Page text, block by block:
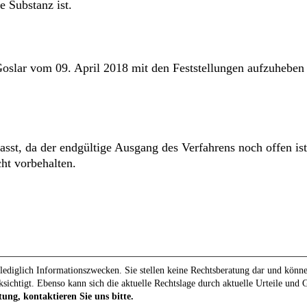
Substanz ist.
vom 09. April 2018 mit den Feststellungen
da der endgültige Ausgang des Verfahrens noch offen
vorbehalten.
Informationszwecken. Sie stellen keine Rechtsberatung dar und
Ebenso kann sich die aktuelle Rechtslage durch aktuelle Urteile und
kontaktieren Sie uns bitte.